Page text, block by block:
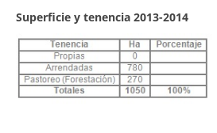
Superficie y tenencia 2013-2014